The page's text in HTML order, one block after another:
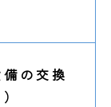
の交換